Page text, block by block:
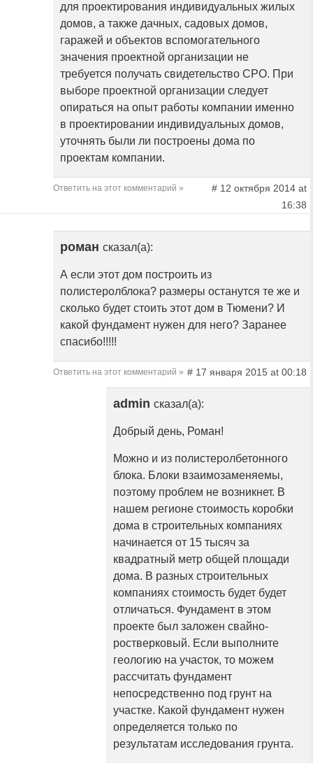
для проектирования индивидуальных жилых
домов, а также дачных, садовых домов,
гаражей и объектов вспомогательного
значения проектной организации не
требуется получать свидетельство СРО. При
выборе проектной организации следует
опираться на опыт работы компании именно
в проектировании индивидуальных домов,
уточнять были ли построены дома по
проектам компании.
Ответить на этот комментарий »
# 12 октября 2014 at
16:38
роман сказал(а):
А если этот дом построить из
полистеролблока? размеры останутся те же и
сколько будет стоить этот дом в Тюмени? И
какой фундамент нужен для него? Заранее
спасибо!!!!!
Ответить на этот комментарий » # 17 января 2015 at 00:18
admin сказал(а):
Добрый день, Роман!
Можно и из полистеролбетонного
блока. Блоки взаимозаменяемы,
поэтому проблем не возникнет. В
нашем регионе стоимость коробки
дома в строительных компаниях
начинается от 15 тысяч за
квадратный метр общей площади
дома. В разных строительных
компаниях стоимость будет будет
отличаться. Фундамент в этом
проекте был заложен свайно-
ростверковый. Если выполните
геологию на участок, то можем
рассчитать фундамент
непосредственно под грунт на
участке. Какой фундамент нужен
определяется только по
результатам исследования грунта.